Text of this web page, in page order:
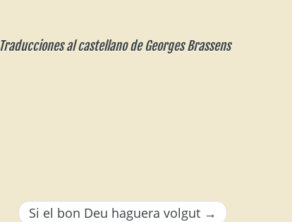
Traducciones al castellano de Georges Brassens
Si el bon Deu haguera volgut →